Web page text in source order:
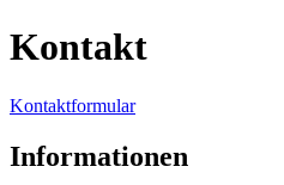
Kontakt
Kontaktformular
Informationen